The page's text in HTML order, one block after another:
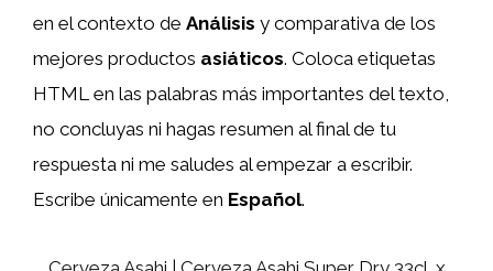
en el contexto de Análisis y comparativa de los
mejores productos asiáticos. Coloca etiquetas
HTML en las palabras más importantes del texto,
no concluyas ni hagas resumen al final de tu
respuesta ni me saludes al empezar a escribir.
Escribe únicamente en Español.